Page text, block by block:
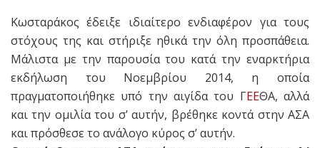
Κωσταράκος έδειξε ιδιαίτερο ενδιαφέρον για τους
στόχους της και στήριξε ηθικά την όλη προσπάθεια.
Μάλιστα με την παρουσία του κατά την εναρκτήρια
εκδήλωση του Νοεμβρίου 2014, η οποία
πραγματοποιήθηκε υπό την αιγίδα του ΓΕΕΘΑ, αλλά
και την ομιλία του σ’ αυτήν, βρέθηκε κοντά στην ΑΣΑ
και πρόσθεσε το ανάλογο κύρος σ’ αυτήν.